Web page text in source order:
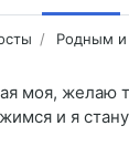
Родным и
моя, желаю
и я